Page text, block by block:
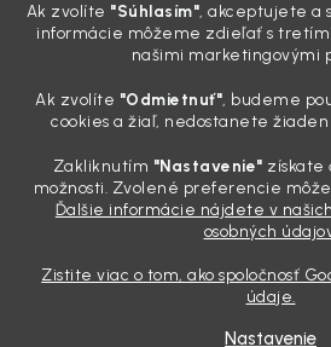
Ak zvolíte "Súhlasím", akceptujete a
informácie môžeme zdieľať s
našimi marketingovými
Ak zvolíte "Odmietnuť", budeme
cookies a žiaľ, nedostanete žiaden
Zakliknutím "Nastavenie" získate
možnosti. Zvolené preferencie
Ďalšie informácie nájdete v
osobných
Zistite viac o tom, ako spoločnosť
údaje.
Nastavenie
Sobotné ráno, káva v ruke a pred vami
niekoho nuda, pre nás najlepší relax.
všetky tie fľaštičky, šampóny a utierky,
pokaziť náladu. Dobrá správa je, že aj profi
Zabudnite na šmuhy: 7 overených
28.7.2026
Poznáte ten pocit. Sobota ráno, slnko sa
radosti vidíte len šedý povlak, zaschnuté
bodu B, ale pre nás je to vizitka. Nič